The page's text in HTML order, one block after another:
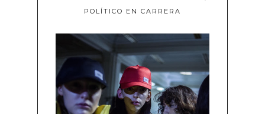
POLÍTICO EN CARRERA